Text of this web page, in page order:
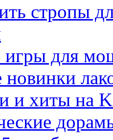
стропы
игры для
и хиты на